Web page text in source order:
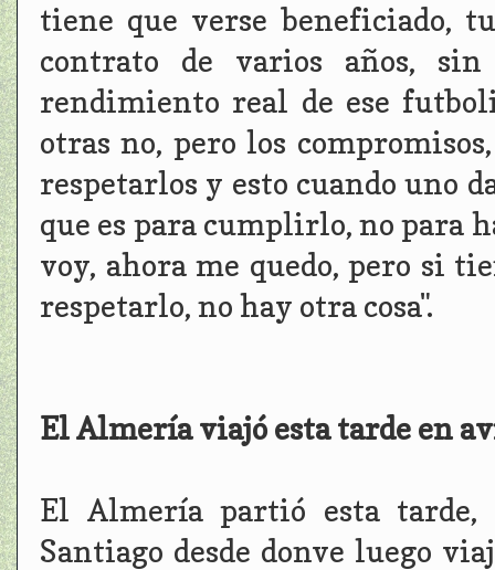
tiene que verse beneficiado,
contrato de varios años,
rendimiento real de ese
otras no, pero los
respetarlos y esto cuando uno
que es para cumplirlo, no para
voy, ahora me quedo, pero si
respetarlo, no hay otra cosa".
El Almería viajó esta tarde en
El Almería partió esta tarde,
Santiago desde donve luego